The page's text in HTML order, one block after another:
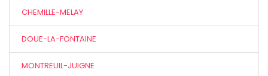
CHEMILLE-MELAY
DOUE-LA-FONTAINE
MONTREUIL-JUIGNE